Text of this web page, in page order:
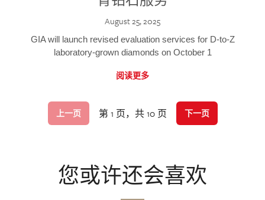
August 25, 2025
GIA will launch revised evaluation services for D-to-Z
laboratory-grown diamonds on October 1
阅读更多
上一页 第 1 页，共 10 页 下一页
您或许还会喜欢